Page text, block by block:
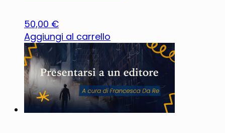
50,00 €
Aggiungi al carrello